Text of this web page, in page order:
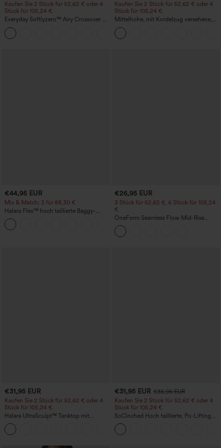
Kaufen Sie 2 Stück für 52,62 € oder 4
Stück für 105,24 €.
Everyday Softlyzero™ Airy Crossover 2-
in-1-Mini-Tennisrock mit Seitentaschen-
Lucid-UPF50+
Kaufen Sie 2 Stück für 52,62 € oder 4
Stück für 105,24 €.
Mittelhohe, mit Kordelzug versehene,
schnelltrocknende Golfhose mit schmal
zulaufendem Schnitt, abgerundetem
Saum und Taschen – UPF 40+
€44,95 EUR
Mix & Match: 3 für 88,30 €
Halara Flex™ hoch taillierte Baggy-
Jeans mit Taschen, weitem Bein,
stonewashed, lässig
€26,95 EUR
3 Stück für 52,62 €, 6 Stück für 105,24
€
OneForm Seamless Flow Mid-Rise
Yoga-Leggings - mittelhoher Bund,
bauchformend und mit Po-Lifting-
Effekt
€31,95 EUR
Kaufen Sie 2 Stück für 52,62 € oder 4
Stück für 105,24 €.
Halara UltraSculpt™ Tanktop mit
Rundhalsausschnitt und
geschwungenem Saum
€31,95 EUR €35,95 EUR
Kaufen Sie 2 Stück für 52,62 € oder 4
Stück für 105,24 €.
SoCinched Hoch taillierte, Po-Lifting
7/8-Trainingsleggings mit
Bauchkontrolle und Seitentaschen